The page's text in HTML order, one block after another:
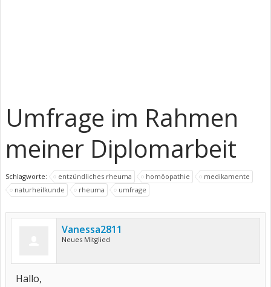
Umfrage im Rahmen
meiner Diplomarbeit
Schlagworte: entzündliches rheuma homöopathie
medikamente
naturheilkunde
rheuma umfrage
Vanessa2811
Neues Mitglied
Hallo,